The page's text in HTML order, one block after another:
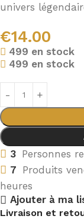
univers
€14.00
499 en stock
499 en stock
3 Personnes
7 Produits
heures
Ajouter à ma
Livraison et